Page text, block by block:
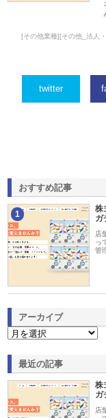
[その他業種][その他_法人
twitter
おすすめ記事
1
株
ガ
店
っ
管
アーカイブ
最近の記事
株
ガ
店